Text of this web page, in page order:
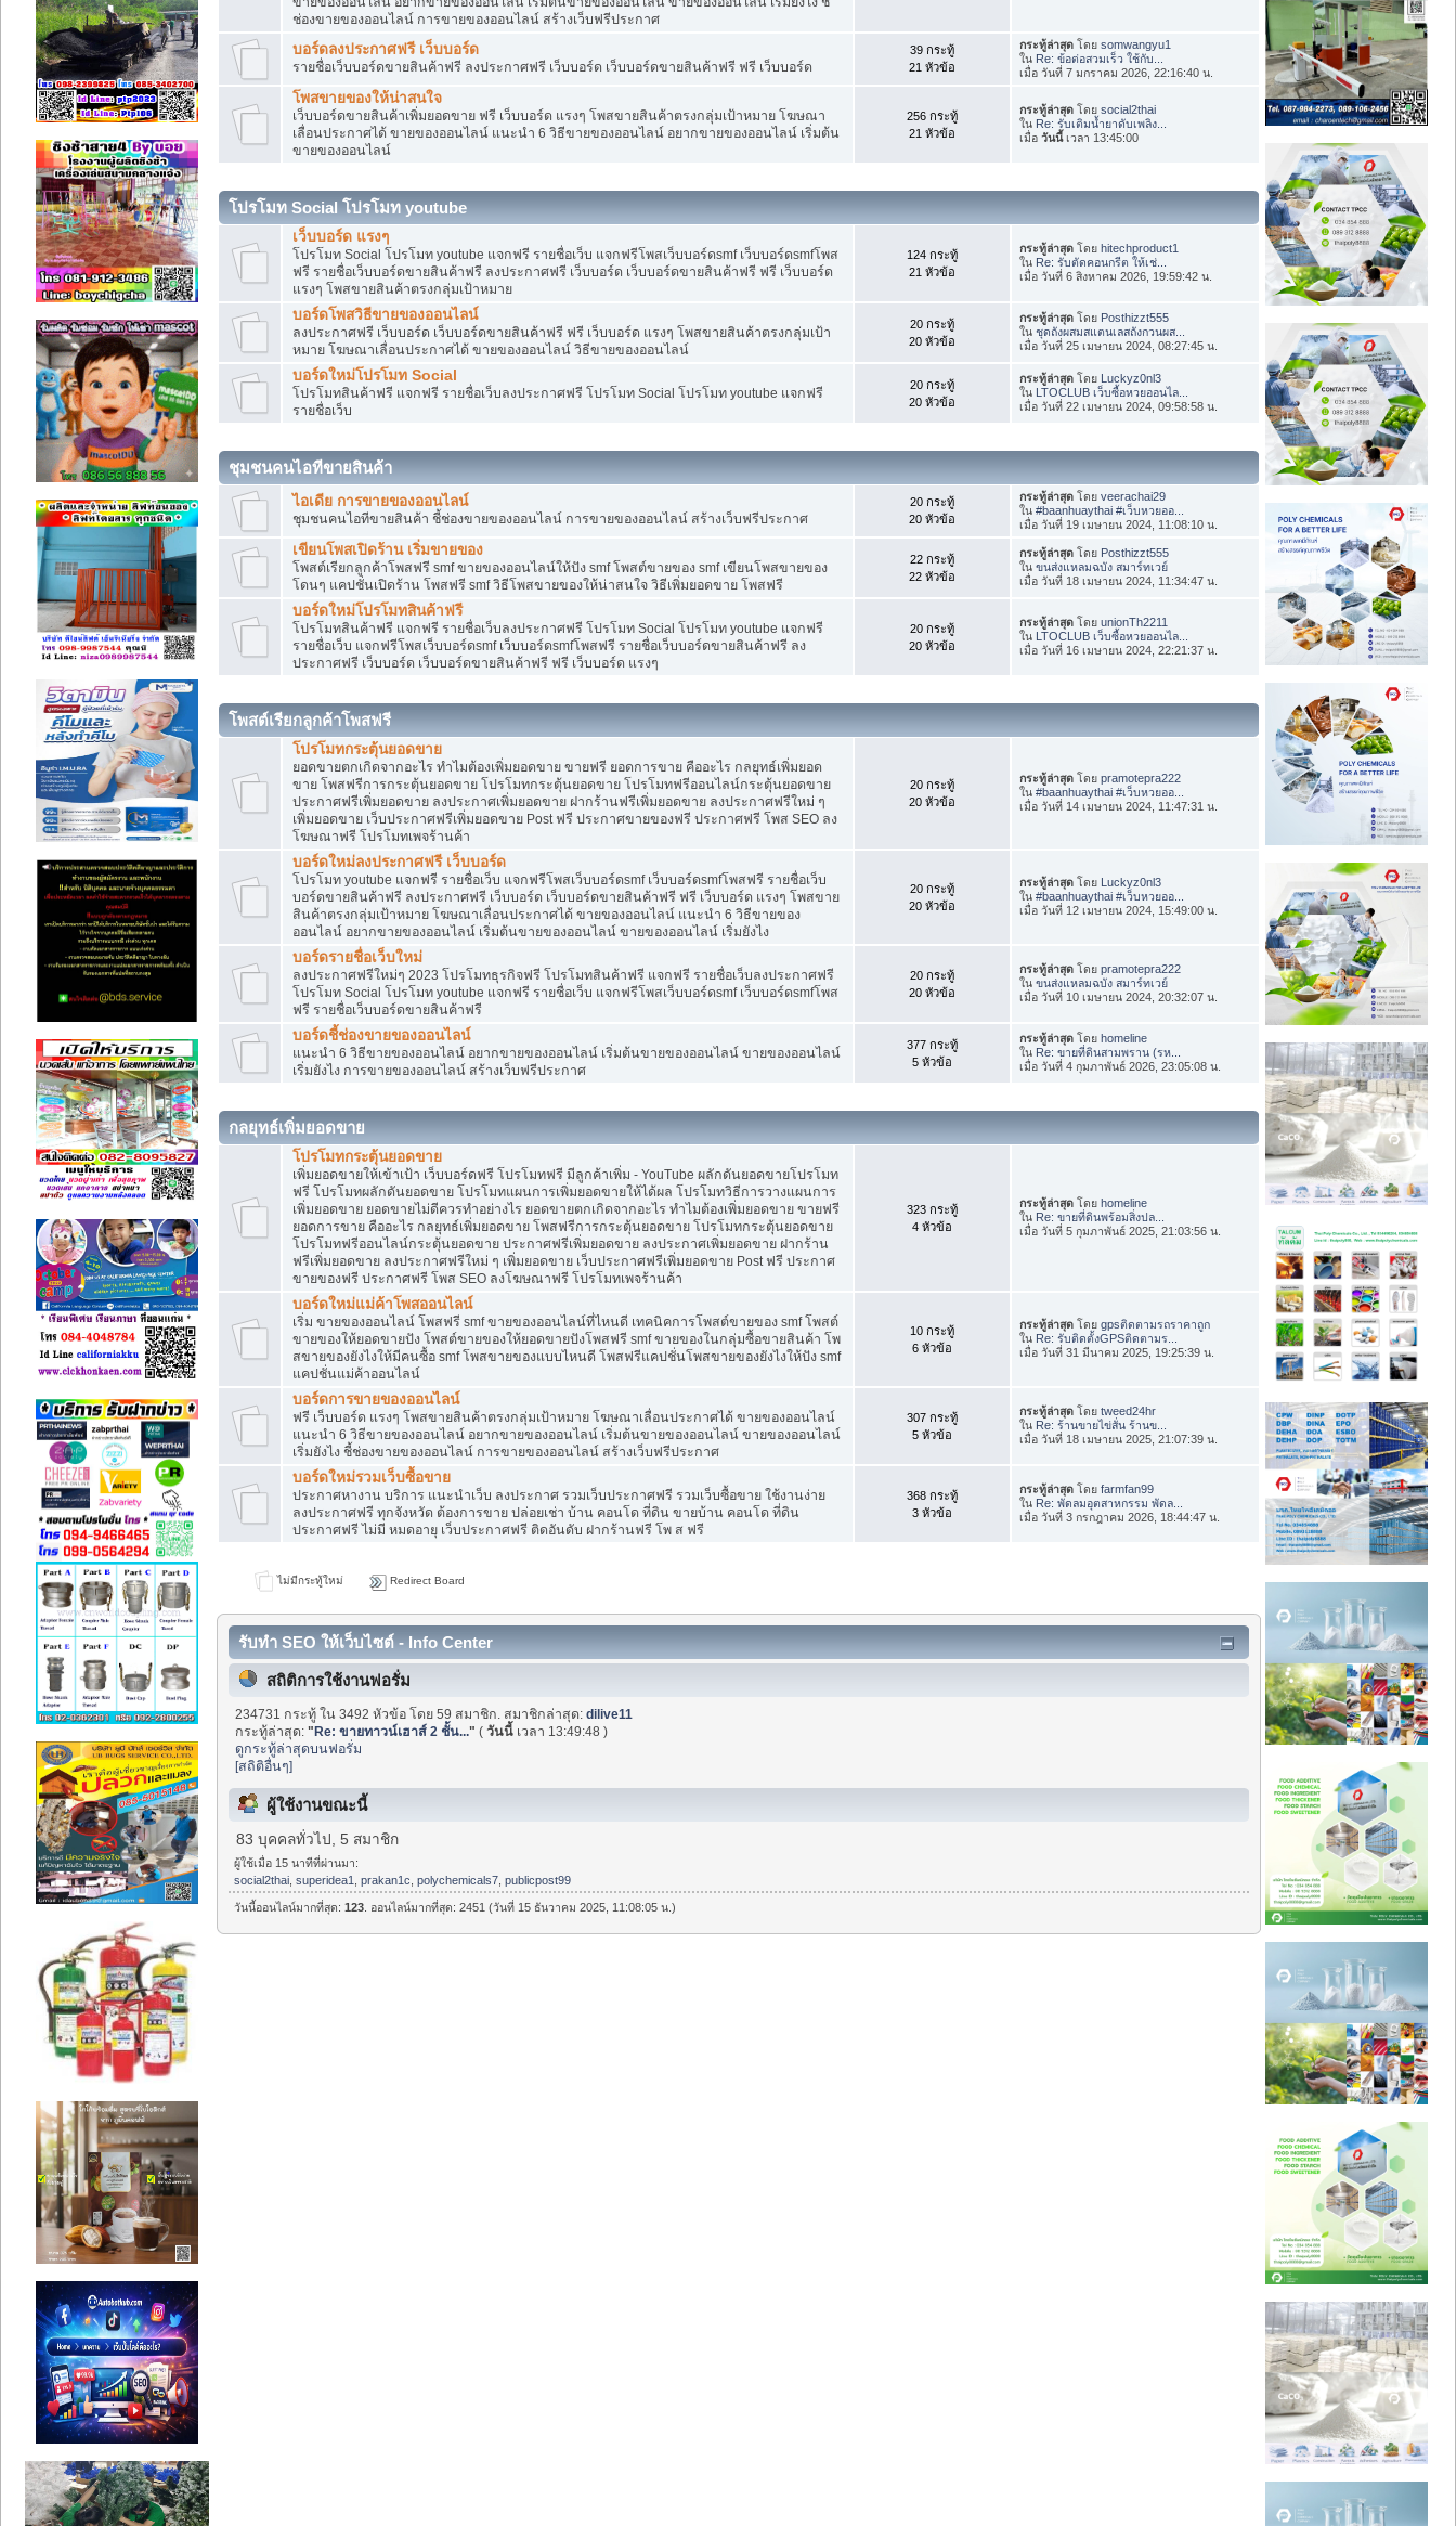
ช่องขายของออนไลน์ การขายของออนไลน์ สร้างเว็บฟรีประกาศ
บอร์ดลงประกาศฟรี เว็บบอร์ด
รายชื่อเว็บบอร์ดขายสินค้าฟรี ลงประกาศฟรี เว็บบอร์ด เว็บบอร์ดขายสินค้าฟรี ฟรี เว็บบอร์ด
39 กระทู้
21 หัวข้อ
กระทู้ล่าสุด โดยsomwangyu1
ใน Re: ข้อต่อสวมเร็ว ใช้กับ...
เมื่อ วันที่ 7 มกราคม 2026, 22:16:40 น.
โพสขายของให้น่าสนใจ
เว็บบอร์ดขายสินค้าเพิ่มยอดขาย ฟรี เว็บบอร์ด แรงๆ โพสขายสินค้าตรงกลุ่มเป้าหมาย โฆษณา
เลื่อนประกาศได้ ขายของออนไลน์ แนะนำ 6 วิธีขายของออนไลน์ อยากขายของออนไลน์ เริ่มต้น
ขายของออนไลน์
256 กระทู้
21 หัวข้อ
กระทู้ล่าสุด โดยsocial2thai
ใน Re: รับเติมน้ำยาดับเพลิง...
เมื่อวันนี้เวลา 13:45:00
โปรโมท Social โปรโมท youtube
เว็บบอร์ด แรงๆ
โปรโมท Social โปรโมท youtube แจกฟรี รายชื่อเว็บ แจกฟรีโพสเว็บบอร์ดsmf เว็บบอร์ดsmfโพส
ฟรี รายชื่อเว็บบอร์ดขายสินค้าฟรี ลงประกาศฟรี เว็บบอร์ด เว็บบอร์ดขายสินค้าฟรี ฟรี เว็บบอร์ด
แรงๆ โพสขายสินค้าตรงกลุ่มเป้าหมาย
124 กระทู้
21 หัวข้อ
กระทู้ล่าสุด โดยhitechproduct1
ใน Re: รับตัดคอนกรีต ให้เช่...
เมื่อ วันที่ 6 สิงหาคม 2026, 19:59:42 น.
บอร์ดโพสวิธีขายของออนไลน์
ลงประกาศฟรี เว็บบอร์ด เว็บบอร์ดขายสินค้าฟรี ฟรี เว็บบอร์ด แรงๆ โพสขายสินค้าตรงกลุ่มเป้า
หมาย โฆษณาเลื่อนประกาศได้ ขายของออนไลน์ วิธีขายของออนไลน์
20 กระทู้
20 หัวข้อ
กระทู้ล่าสุด โดย Posthizzt555
ในชุดถังผสมสแตนเลสถังกวนผส...
เมื่อ วันที่ 25 เมษายน 2024, 08:27:45 น.
บอร์ดใหม่โปรโมท Social
โปรโมทสินค้าฟรี แจกฟรี รายชื่อเว็บลงประกาศฟรี โปรโมท Social โปรโมท youtube แจกฟรี
รายชื่อเว็บ
20 กระทู้
20 หัวข้อ
กระทู้ล่าสุด โดย Luckyz0nl3
ใน LTOCLUB เว็บซื้อหวยออนไล...
เมื่อ วันที่ 22 เมษายน 2024, 09:58:58 น.
ชุมชนคนไอทีขายสินค้า
ไอเดีย การขายของออนไลน์
ชุมชนคนไอทีขายสินค้า ชี้ช่องขายของออนไลน์ การขายของออนไลน์ สร้างเว็บฟรีประกาศ
20 กระทู้
20 หัวข้อ
กระทู้ล่าสุด โดยveerachai29
ใน#baanhuaythai #เว็บหวยออ...
เมื่อ วันที่ 19 เมษายน 2024, 11:08:10 น.
เขียนโพสเปิดร้าน เริ่มขายของ
โพสต์เรียกลูกค้าโพสฟรี smf ขายของออนไลน์ให้ปัง smf โพสต์ขายของ smf เขียนโพสขายของ
โดนๆ แคปชั่นเปิดร้าน โพสฟรี smf วิธีโพสขายของให้น่าสนใจ วิธีเพิ่มยอดขาย โพสฟรี
22 กระทู้
22 หัวข้อ
กระทู้ล่าสุด โดย Posthizzt555
ในขนส่งแหลมฉบัง สมาร์ทเวย์
เมื่อ วันที่ 18 เมษายน 2024, 11:34:47 น.
บอร์ดใหม่โปรโมทสินค้าฟรี
โปรโมทสินค้าฟรี แจกฟรี รายชื่อเว็บลงประกาศฟรี โปรโมท Social โปรโมท youtube แจกฟรี
รายชื่อเว็บ แจกฟรีโพสเว็บบอร์ดsmf เว็บบอร์ดsmfโพสฟรี รายชื่อเว็บบอร์ดขายสินค้าฟรี ลง
ประกาศฟรี เว็บบอร์ด เว็บบอร์ดขายสินค้าฟรี ฟรี เว็บบอร์ด แรงๆ
20 กระทู้
20 หัวข้อ
กระทู้ล่าสุด โดยunionTh2211
ใน LTOCLUB เว็บซื้อหวยออนไล...
เมื่อ วันที่ 16 เมษายน 2024, 22:21:37 น.
โพสต์เรียกลูกค้าโพสฟรี
โปรโมทกระตุ้นยอดขาย
ยอดขายตกเกิดจากอะไร ทำไมต้องเพิ่มยอดขาย ขายฟรี ยอดการขาย คืออะไร กลยุทธ์เพิ่มยอด
ขาย โพสฟรีการกระตุ้นยอดขาย โปรโมทกระตุ้นยอดขาย โปรโมทฟรีออนไลน์กระตุ้นยอดขาย
ประกาศฟรีเพิ่มยอดขาย ลงประกาศเพิ่มยอดขาย ฝากร้านฟรีเพิ่มยอดขาย ลงประกาศฟรีใหม่ ๆ
เพิ่มยอดขาย เว็บประกาศฟรีเพิ่มยอดขาย Post ฟรี ประกาศขายของฟรี ประกาศฟรี โพส SEO ลง
โฆษณาฟรี โปรโมทเพจร้านค้า
20 กระทู้
20 หัวข้อ
กระทู้ล่าสุด โดยpramotepra222
ใน#baanhuaythai #เว็บหวยออ...
เมื่อ วันที่ 14 เมษายน 2024, 11:47:31 น.
บอร์ดใหม่ลงประกาศฟรี เว็บบอร์ด
โปรโมท youtube แจกฟรี รายชื่อเว็บ แจกฟรีโพสเว็บบอร์ดsmf เว็บบอร์ดsmfโพสฟรี รายชื่อเว็บ
บอร์ดขายสินค้าฟรี ลงประกาศฟรี เว็บบอร์ด เว็บบอร์ดขายสินค้าฟรี ฟรี เว็บบอร์ด แรงๆ โพสขาย
สินค้าตรงกลุ่มเป้าหมาย โฆษณาเลื่อนประกาศได้ ขายของออนไลน์ แนะนำ 6 วิธีขายของ
ออนไลน์ อยากขายของออนไลน์ เริ่มต้นขายของออนไลน์ ขายของออนไลน์ เริ่มยังไง
20 กระทู้
20 หัวข้อ
กระทู้ล่าสุด โดย Luckyz0nl3
ใน#baanhuaythai #เว็บหวยออ...
เมื่อ วันที่ 12 เมษายน 2024, 15:49:00 น.
บอร์ดรายชื่อเว็บใหม่
ลงประกาศฟรีใหม่ๆ 2023 โปรโมทธุรกิจฟรี โปรโมทสินค้าฟรี แจกฟรี รายชื่อเว็บลงประกาศฟรี
โปรโมท Social โปรโมท youtube แจกฟรี รายชื่อเว็บ แจกฟรีโพสเว็บบอร์ดsmf เว็บบอร์ดsmfโพส
ฟรี รายชื่อเว็บบอร์ดขายสินค้าฟรี
20 กระทู้
20 หัวข้อ
กระทู้ล่าสุด โดยpramotepra222
ในขนส่งแหลมฉบัง สมาร์ทเวย์
เมื่อ วันที่ 10 เมษายน 2024, 20:32:07 น.
บอร์ดชี้ช่องขายของออนไลน์
แนะนำ 6 วิธีขายของออนไลน์ อยากขายของออนไลน์ เริ่มต้นขายของออนไลน์ ขายของออนไลน์
เริ่มยังไง การขายของออนไลน์ สร้างเว็บฟรีประกาศ
377 กระทู้
5 หัวข้อ
กระทู้ล่าสุด โดยhomeline
ใน Re: ขายที่ดินสามพราน (รห...
เมื่อ วันที่ 4 กุมภาพันธ์ 2026, 23:05:08 น.
กลยุทธ์เพิ่มยอดขาย
โปรโมทกระตุ้นยอดขาย
เพิ่มยอดขายให้เข้าเป้า เว็บบอร์ดฟรี โปรโมทฟรี มีลูกค้าเพิ่ม - YouTube ผลักดันยอดขายโปรโมท
ฟรี โปรโมทผลักดันยอดขาย โปรโมทแผนการเพิ่มยอดขายให้ได้ผล โปรโมทวิธีการวางแผนการ
เพิ่มยอดขาย ยอดขายไม่ดีควรทำอย่างไร ยอดขายตกเกิดจากอะไร ทำไมต้องเพิ่มยอดขาย ขายฟรี
ยอดการขาย คืออะไร กลยุทธ์เพิ่มยอดขาย โพสฟรีการกระตุ้นยอดขาย โปรโมทกระตุ้นยอดขาย
โปรโมทฟรีออนไลน์กระตุ้นยอดขาย ประกาศฟรีเพิ่มยอดขาย ลงประกาศเพิ่มยอดขาย ฝากร้าน
ฟรีเพิ่มยอดขาย ลงประกาศฟรีใหม่ ๆ เพิ่มยอดขาย เว็บประกาศฟรีเพิ่มยอดขาย Post ฟรี ประกาศ
ขายของฟรี ประกาศฟรี โพส SEO ลงโฆษณาฟรี โปรโมทเพจร้านค้า
323 กระทู้
4 หัวข้อ
กระทู้ล่าสุด โดยhomeline
ใน Re: ขายที่ดินพร้อมสิ่งปล...
เมื่อ วันที่ 5 กุมภาพันธ์ 2025, 21:03:56 น.
บอร์ดใหม่แม่ค้าโพสออนไลน์
เริ่ม ขายของออนไลน์ โพสฟรี smf ขายของออนไลน์ที่ไหนดี เทคนิคการโพสต์ขายของ smf โพสต์
ขายของให้ยอดขายปัง โพสต์ขายของให้ยอดขายปังโพสฟรี smf ขายของในกลุ่มซื้อขายสินค้า โพ
สขายของยังไงให้มีคนซื้อ smf โพสขายของแบบไหนดี โพสฟรีแคปชั่นโพสขายของยังไงให้ปัง smf
แคปชั่นแม่ค้าออนไลน์
10 กระทู้
6 หัวข้อ
กระทู้ล่าสุด โดยgpsติดตามรถราคาถูก
ใน Re: รับติดตั้งGPSติดตามร...
เมื่อ วันที่ 31 มีนาคม 2025, 19:25:39 น.
บอร์ดการขายของออนไลน์
ฟรี เว็บบอร์ด แรงๆ โพสขายสินค้าตรงกลุ่มเป้าหมาย โฆษณาเลื่อนประกาศได้ ขายของออนไลน์
แนะนำ 6 วิธีขายของออนไลน์ อยากขายของออนไลน์ เริ่มต้นขายของออนไลน์ ขายของออนไลน์
เริ่มยังไง ชี้ช่องขายของออนไลน์ การขายของออนไลน์ สร้างเว็บฟรีประกาศ
307 กระทู้
5 หัวข้อ
กระทู้ล่าสุด โดยtweed24hr
ใน Re: ร้านขายไข่สั่น ร้านข...
เมื่อ วันที่ 18 เมษายน 2025, 21:07:39 น.
บอร์ดใหม่รวมเว็บซื้อขาย
ประกาศหางาน บริการ แนะนำเว็บ ลงประกาศ รวมเว็บประกาศฟรี รวมเว็บซื้อขาย ใช้งานง่าย
ลงประกาศฟรี ทุกจังหวัด ต้องการขาย ปล่อยเช่า บ้าน คอนโด ที่ดิน ขายบ้าน คอนโด ที่ดิน
ประกาศฟรี ไม่มี หมดอายุ เว็บประกาศฟรี ติดอันดับ ฝากร้านฟรี โพ ส ฟรี
368 กระทู้
3 หัวข้อ
กระทู้ล่าสุด โดยfarmfan99
ใน Re: พัดลมอุตสาหกรรม พัดล...
เมื่อ วันที่ 3 กรกฎาคม 2026, 18:44:47 น.
ไม่มีกระทู้ใหม่ Redirect Board
รับทำ SEO ให้เว็บไซต์ - Info Center
สถิติการใช้งานฟอรั่ม
234731 กระทู้ ใน 3492 หัวข้อ โดย 59 สมาชิก. สมาชิกล่าสุด:dilive11
กระทู้ล่าสุด:"Re: ขายทาวน์เฮาส์ 2 ชั้น..." (วันนี้ เวลา 13:49:48 )
ดูกระทู้ล่าสุดบนฟอรั่ม
[สถิติอื่นๆ]
ผู้ใช้งานขณะนี้
83 บุคคลทั่วไป, 5 สมาชิก
ผู้ใช้เมื่อ 15 นาทีที่ผ่านมา:
social2thai ,superidea1 ,prakan1c ,polychemicals7 ,publicpost99
วันนี้ออนไลน์มากที่สุด:123 . ออนไลน์มากที่สุด: 2451 (วันที่ 15 ธันวาคม 2025, 11:08:05 น.)